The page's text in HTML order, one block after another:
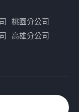
桃園分公司
高雄分公司